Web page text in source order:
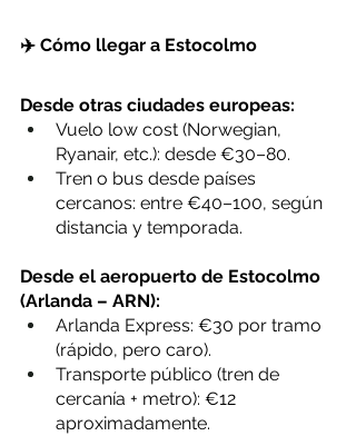
✈️ Cómo llegar a Estocolmo
Desde otras ciudades europeas:
Vuelo low cost (Norwegian,
Ryanair, etc.): desde €30–80.
Tren o bus desde países
cercanos: entre €40–100, según
distancia y temporada.
Desde el aeropuerto de Estocolmo
(Arlanda – ARN):
Arlanda Express: €30 por tramo
(rápido, pero caro).
Transporte público (tren de
cercanía + metro): €12
aproximadamente.